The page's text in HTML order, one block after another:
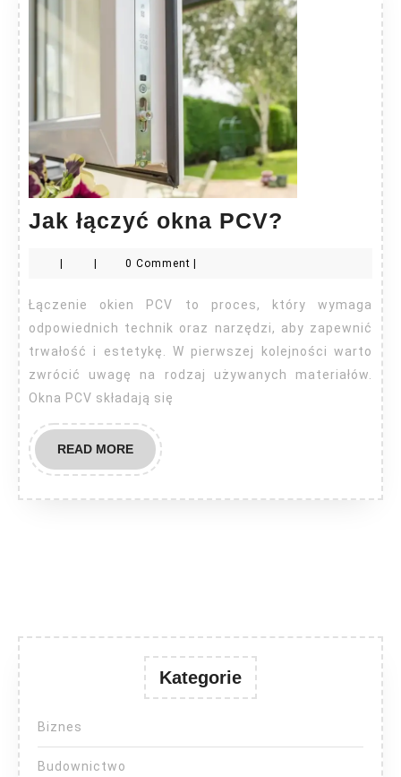
Jak łączyć okna PCV?
PCV?
0 Comment
Łączenie okien PCV to proces, który wymaga
odpowiednich technik oraz narzędzi, aby zapewnić
trwałość i estetykę. W pierwszej kolejności warto
zwrócić uwagę na rodzaj używanych materiałów.
Okna PCV składają się
READ MOREREAD
MORE
Kategorie
Biznes
Budownictwo